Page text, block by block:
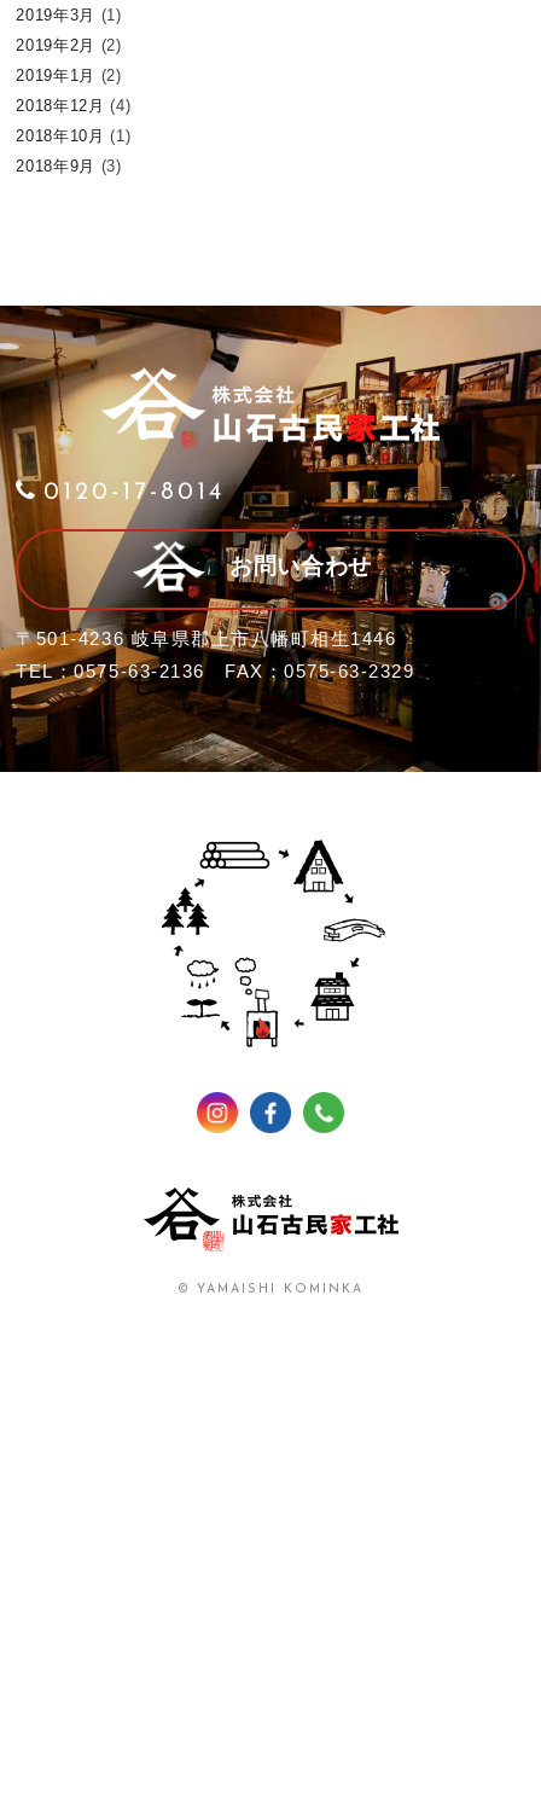
2019年3月 (1)
2019年2月 (2)
2019年1月 (2)
2018年12月 (4)
2018年10月 (1)
2018年9月 (3)
0120-17-8014
お問い合わせ
〒501-4236 岐阜県郡上市八幡町相生1446
TEL：0575-63-2136 FAX：0575-63-2329
© YAMAISHI KOMINKA